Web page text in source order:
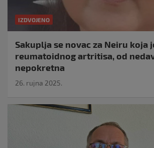
IZDVOJENO
Sakuplja se novac za Neiru koja
reumatoidnog artritisa, od
nepokretna
26. rujna 2025.